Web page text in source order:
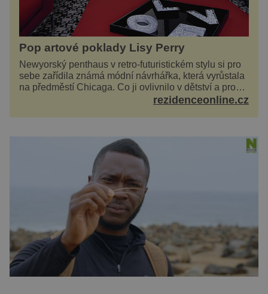
Pop artové poklady Lisy Perry
Newyorský penthaus v retro-futuristickém stylu si pro
sebe zařídila známá módní návrhářka, která vyrůstala
na předměstí Chicaga. Co ji ovlivnilo v dětství a proč
vypadá její domov právě takto? Interié...rezidenceonline.cz